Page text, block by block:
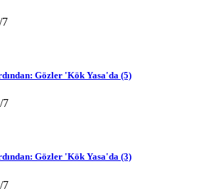
7
Gözler 'Kök Yasa'da (5)
7
Gözler 'Kök Yasa'da (3)
7